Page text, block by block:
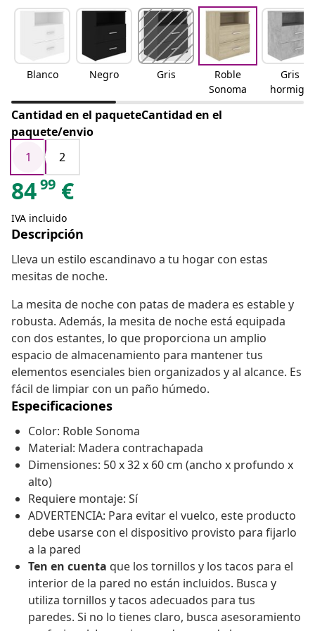
Blanco Negro Gris
Roble
Sonoma
Gris
hormigó
n
Cantidad en el paqueteCantidad en el
paquete/envio
1
2
8499 €
IVA incluido
Descripción
Lleva un estilo escandinavo a tu hogar con estas
mesitas de noche.
La mesita de noche con patas de madera es estable y
robusta. Además, la mesita de noche está equipada
con dos estantes, lo que proporciona un amplio
espacio de almacenamiento para mantener tus
elementos esenciales bien organizados y al alcance. Es
fácil de limpiar con un paño húmedo.
Especificaciones
Color: Roble Sonoma
Material: Madera contrachapada
Dimensiones: 50 x 32 x 60 cm (ancho x profundo x
alto)
Requiere montaje: Sí
ADVERTENCIA: Para evitar el vuelco, este producto
debe usarse con el dispositivo provisto para fijarlo
a la pared
Ten en cuenta que los tornillos y los tacos para el
interior de la pared no están incluidos. Busca y
utiliza tornillos y tacos adecuados para tus
paredes. Si no lo tienes claro, busca asesoramiento